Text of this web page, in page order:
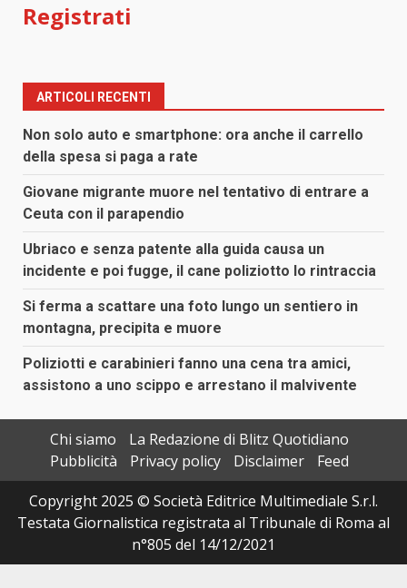
Registrati
ARTICOLI RECENTI
Non solo auto e smartphone: ora anche il carrello
della spesa si paga a rate
Giovane migrante muore nel tentativo di entrare a
Ceuta con il parapendio
Ubriaco e senza patente alla guida causa un
incidente e poi fugge, il cane poliziotto lo rintraccia
Si ferma a scattare una foto lungo un sentiero in
montagna, precipita e muore
Poliziotti e carabinieri fanno una cena tra amici,
assistono a uno scippo e arrestano il malvivente
Chi siamo
La Redazione di Blitz Quotidiano
Pubblicità
Privacy policy Disclaimer
Feed
Copyright 2025 © Società Editrice Multimediale S.r.l.
Testata Giornalistica registrata al Tribunale di Roma al
n°805 del 14/12/2021